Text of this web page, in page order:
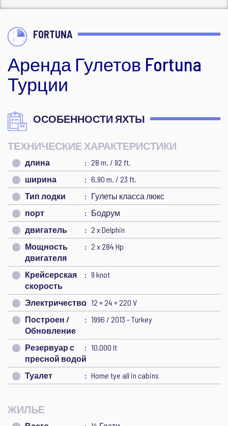
FORTUNA
Аренда Гулетов Fortuna
Турции
ОСОБЕННОСТИ ЯХТЫ
ТЕХНИЧЕСКИЕ ХАРАКТЕРИСТИКИ
длина
28 m. / 92 ft.
ширина
6,90 m. / 23 ft.
Тип лодки
Гулеты класса люкс
порт
Бодрум
двигатель
2 x Delphin
Мощность
двигателя
2 x 284 Hp
Крейсерская
скорость
9 knot
Электричество 12 + 24 + 220 V
Построен /
Обновление
1996 / 2013 - Turkey
Резервуар с
пресной водой
10.000 lt
Туалет Home tye all in cabins
ЖИЛЬЕ